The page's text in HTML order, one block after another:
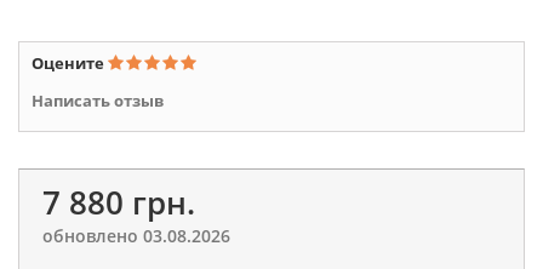
Оцените
Написать отзыв
7 880 грн.
обновлено 03.08.2026